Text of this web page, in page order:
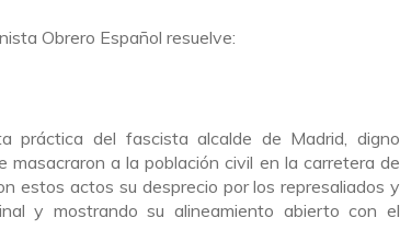
Obrero Español resuelve:
práctica del fascista alcalde de Madrid, digno
masacraron a la población civil en la carretera de
estos actos su desprecio por los represaliados y
y mostrando su alineamiento abierto con el